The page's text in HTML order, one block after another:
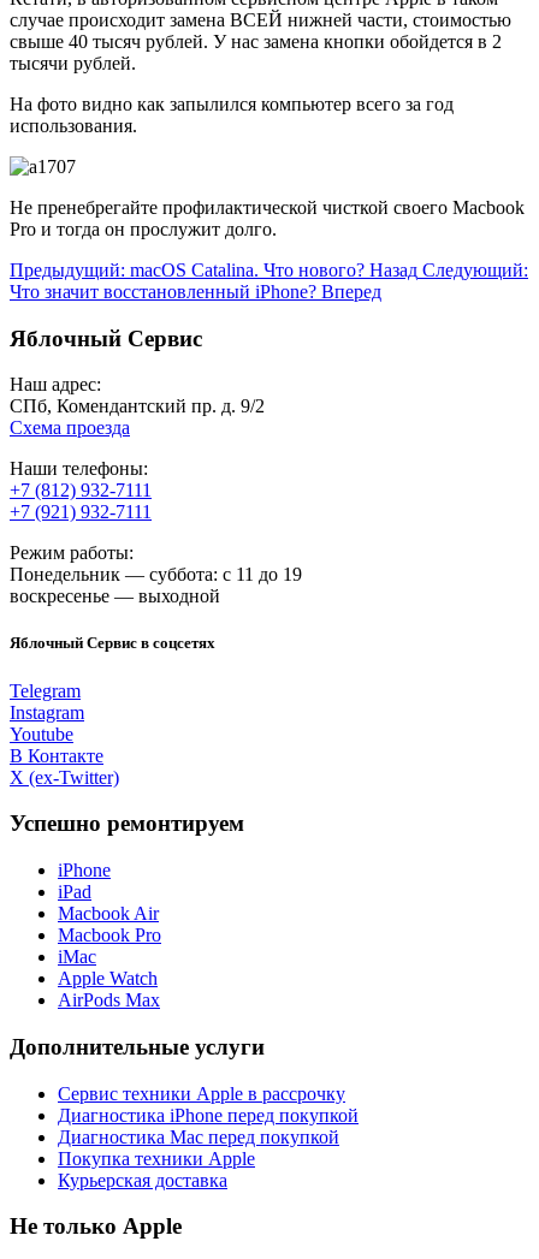
случае происходит замена ВСЕЙ нижней части, стоимостью
свыше 40 тысяч рублей. У нас замена кнопки обойдется в 2
тысячи рублей.
На фото видно как запылился компьютер всего за год
использования.
Не пренебрегайте профилактической чисткой своего Macbook
Pro и тогда он прослужит долго.
Предыдущий: macOS Catalina. Что нового? Назад Следующий:
Что значит восстановленный iPhone? Вперед
Яблочный Сервис
Наш адрес:
СПб, Комендантский пр. д. 9/2
Схема проезда
Наши телефоны:
+7 (812) 932-7111
+7 (921) 932-7111
Режим работы:
Понедельник — суббота: с 11 до 19
воскресенье — выходной
Яблочный Сервис в соцсетях
Telegram
Instagram
Youtube
В Контакте
X (ex-Twitter)
Успешно ремонтируем
iPhone
iPad
Macbook Air
Macbook Pro
iMac
Apple Watch
AirPods Max
Дополнительные услуги
Сервис техники Apple в рассрочку
Диагностика iPhone перед покупкой
Диагностика Mac перед покупкой
Покупка техники Apple
Курьерская доставка
Не только Apple